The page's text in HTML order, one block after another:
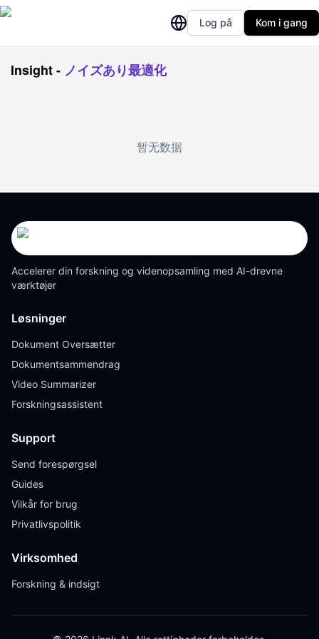
Log på Kom i gang
Insight- ノイズあり最適化
暂无数据
Accelerer din forskning og videnopsamling med AI-drevne
værktøjer
Løsninger
Dokument Oversætter
Dokumentsammendrag
Video Summarizer
Forskningsassistent
Support
Send forespørgsel
Guides
Vilkår for brug
Privatlivspolitik
Virksomhed
Forskning & indsigt